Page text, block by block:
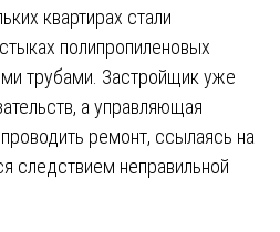
квартирах стали
полипропиленовых
трубами. Застройщик уже
а управляющая
ремонт, ссылаясь на
следствием неправильной